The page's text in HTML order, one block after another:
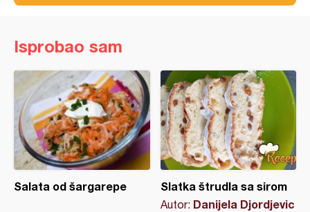
Isprobao sam
Salata od šargarepe Slatka štrudla sa sirom
Autor: Danijela Djordjevic